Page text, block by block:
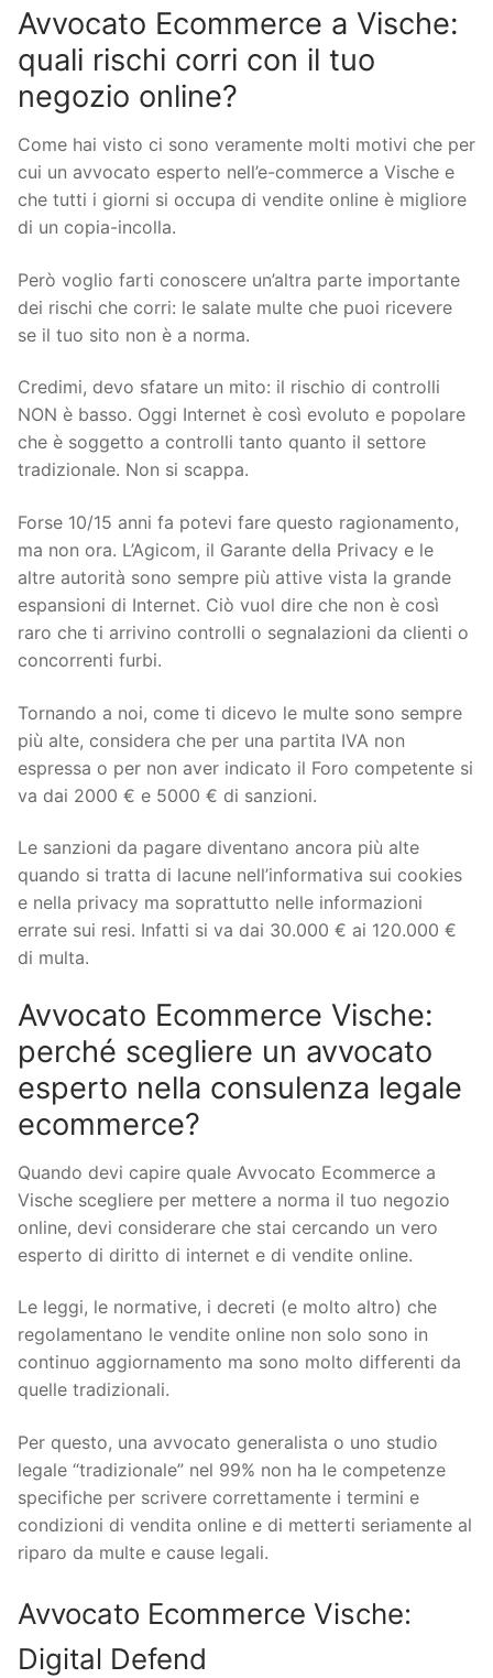
Avvocato Ecommerce a Vische:
quali rischi corri con il tuo
negozio online?
Come hai visto ci sono veramente molti motivi che per
cui un avvocato esperto nell’e-commerce a Vische e
che tutti i giorni si occupa di vendite online è migliore
di un copia-incolla.
Però voglio farti conoscere un’altra parte importante
dei rischi che corri: le salate multe che puoi ricevere
se il tuo sito non è a norma.
Credimi, devo sfatare un mito: il rischio di controlli
NON è basso. Oggi Internet è così evoluto e popolare
che è soggetto a controlli tanto quanto il settore
tradizionale. Non si scappa.
Forse 10/15 anni fa potevi fare questo ragionamento,
ma non ora. L’Agicom, il Garante della Privacy e le
altre autorità sono sempre più attive vista la grande
espansioni di Internet. Ciò vuol dire che non è così
raro che ti arrivino controlli o segnalazioni da clienti o
concorrenti furbi.
Tornando a noi, come ti dicevo le multe sono sempre
più alte, considera che per una partita IVA non
espressa o per non aver indicato il Foro competente si
va dai 2000 € e 5000 € di sanzioni.
Le sanzioni da pagare diventano ancora più alte
quando si tratta di lacune nell’informativa sui cookies
e nella privacy ma soprattutto nelle informazioni
errate sui resi. Infatti si va dai 30.000 € ai 120.000 €
di multa.
Avvocato Ecommerce Vische:
perché scegliere un avvocato
esperto nella consulenza legale
ecommerce?
Quando devi capire quale Avvocato Ecommerce a
Vische scegliere per mettere a norma il tuo negozio
online, devi considerare che stai cercando un vero
esperto di diritto di internet e di vendite online.
Le leggi, le normative, i decreti (e molto altro) che
regolamentano le vendite online non solo sono in
continuo aggiornamento ma sono molto differenti da
quelle tradizionali.
Per questo, una avvocato generalista o uno studio
legale “tradizionale” nel 99% non ha le competenze
specifiche per scrivere correttamente i termini e
condizioni di vendita online e di metterti seriamente al
riparo da multe e cause legali.
Avvocato Ecommerce Vische:
Digital Defend